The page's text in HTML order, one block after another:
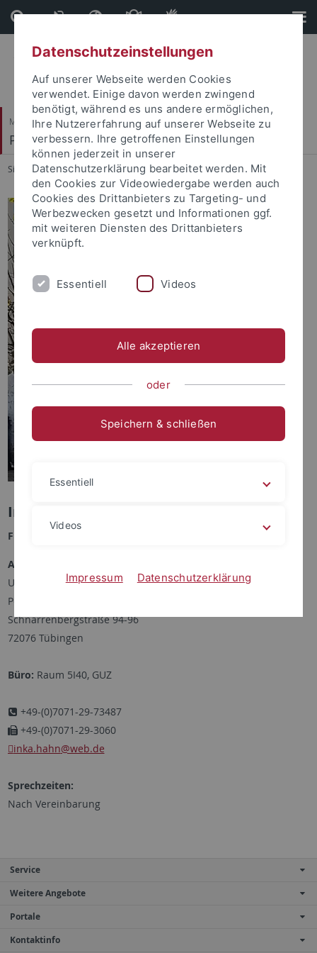
Direkt
zum
Inhalt
Direkt
zur
Fußleiste
Mathematisch-Naturwissenschaftliche Fakultät
Petrologie und Mineralische Rohstoffe
Sie sind hier: Startseite ... Inka Hahn
Inka Hahn
Funktion:
Anschrift:
Universität Tübingen
Petrologie und Mineralische Rohstoffe
Schnarrenbergstraße 94-96
72076 Tübingen
Büro: Raum 5I40, GUZ
+49-(0)7071-29-73487
+49-(0)7071-29-3060
inka.hahn@web.de
Sprechzeiten:
Nach Vereinbarung
Service
Weitere Angebote
Portale
Kontaktinfo
Datenschutzeinstellungen
Auf unserer Webseite werden Cookies
verwendet. Einige davon werden zwingend
benötigt, während es uns andere ermöglichen,
Ihre Nutzererfahrung auf unserer Webseite zu
verbessern. Ihre getroffenen Einstellungen
können jederzeit in unserer
Datenschutzerklärung bearbeitet werden. Mit
den Cookies zur Videowiedergabe werden auch
Cookies des Drittanbieters zu Targeting- und
Werbezwecken gesetzt und Informationen ggf.
mit weiteren Diensten des Drittanbieters
verknüpft.
Essentiell Videos
Alle akzeptieren
oder
Speichern & schließen
Essentiell
Videos
Impressum Datenschutzerklärung